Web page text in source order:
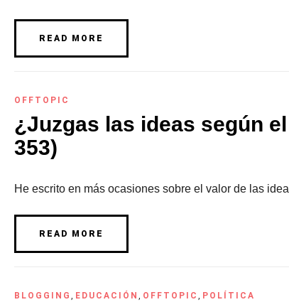
READ MORE
OFFTOPIC
¿Juzgas las ideas según
353)
He escrito en más ocasiones sobre el valor de las
READ MORE
BLOGGING , EDUCACIÓN , OFFTOPIC , POLÍTICA